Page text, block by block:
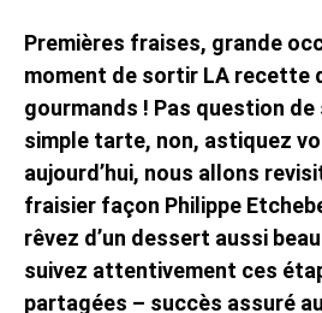
Premières fraises, grande
moment de sortir LA recette
gourmands ! Pas question de
simple tarte, non, astiquez
aujourd’hui, nous allons
fraisier façon Philippe
rêvez d’un dessert aussi
suivez attentivement ces
partagées – succès assuré